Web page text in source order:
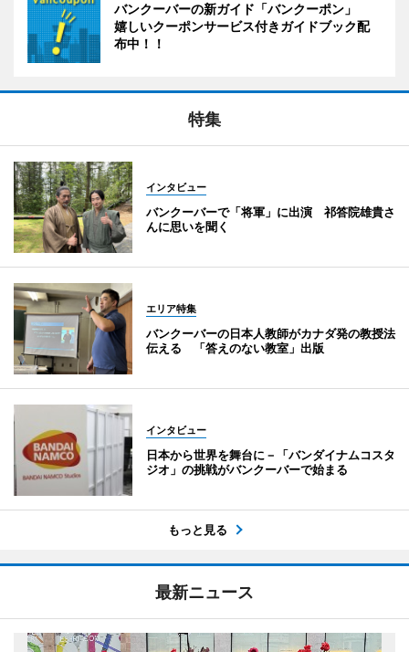
バンクーバーの新ガイド「バンクーポン」
嬉しいクーポンサービス付きガイドブック配
布中！！
特集
インタビュー
バンクーバーで「将軍」に出演 祁答院雄貴さ
んに思いを聞く
エリア特集
バンクーバーの日本人教師がカナダ発の教授法
伝える 「答えのない教室」出版
インタビュー
日本から世界を舞台に－「バンダイナムコスタ
ジオ」の挑戦がバンクーバーで始まる
もっと見る
最新ニュース